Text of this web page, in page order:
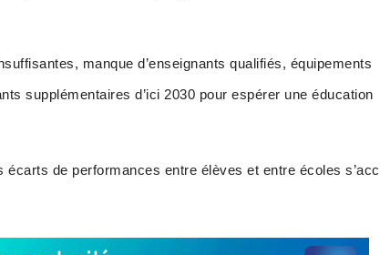
manque d’enseignants qualifiés, équipements
supplémentaires d’ici 2030 pour espérer une éducation
de performances entre élèves et entre écoles